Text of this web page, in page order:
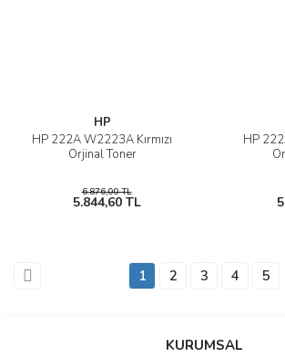
HP
HP 222A W2223A Kırmızı
Orjinal Toner
6.876,00 TL
5.844,60 TL
HP
1 2 3 4 5
KURUMSAL